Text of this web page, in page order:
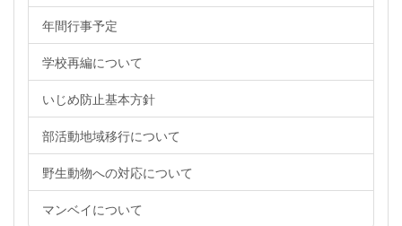
年間行事予定
学校再編について
いじめ防止基本方針
部活動地域移行について
野生動物への対応について
マンベイについて